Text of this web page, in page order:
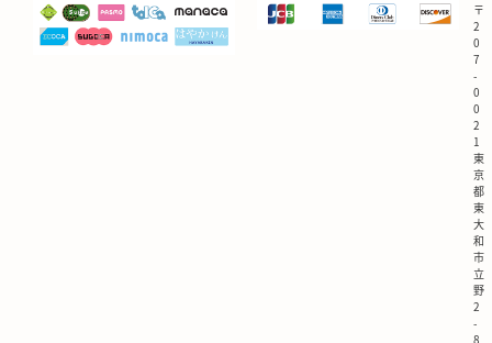
〒
2
0
7
-
0
0
2
1
東
京
都
東
大
和
市
立
野
2
-
8